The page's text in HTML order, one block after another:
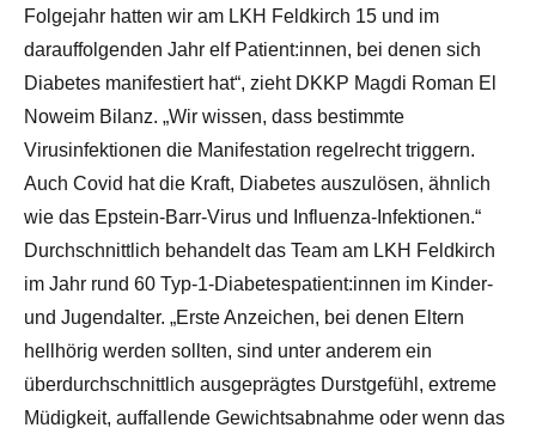
Folgejahr hatten wir am LKH Feldkirch 15 und im
darauffolgenden Jahr elf Patient:innen, bei denen sich
Diabetes manifestiert hat“, zieht DKKP Magdi Roman El
Noweim Bilanz. „Wir wissen, dass bestimmte
Virusinfektionen die Manifestation regelrecht triggern.
Auch Covid hat die Kraft, Diabetes auszulösen, ähnlich
wie das Epstein-Barr-Virus und Influenza-Infektionen.“
Durchschnittlich behandelt das Team am LKH Feldkirch
im Jahr rund 60 Typ-1-Diabetespatient:innen im Kinder-
und Jugendalter. „Erste Anzeichen, bei denen Eltern
hellhörig werden sollten, sind unter anderem ein
überdurchschnittlich ausgeprägtes Durstgefühl, extreme
Müdigkeit, auffallende Gewichtsabnahme oder wenn das